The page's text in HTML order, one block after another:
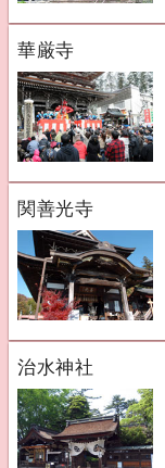
華厳寺
関善光寺
治水神社